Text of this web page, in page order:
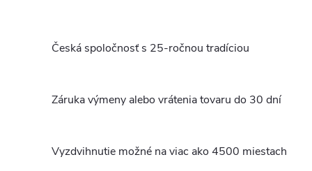
Česká spoločnosť s 25-ročnou tradíciou
Záruka výmeny alebo vrátenia tovaru do 30 dní
Vyzdvihnutie možné na viac ako 4500 miestach